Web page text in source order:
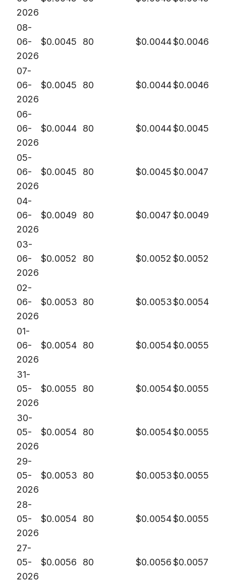
2026
08-
06-
2026
$0.0045 80 $0.0044$0.0046
07-
06-
2026
$0.0045 80 $0.0044$0.0046
06-
06-
2026
$0.0044 80 $0.0044$0.0045
05-
06-
2026
$0.0045 80 $0.0045$0.0047
04-
06-
2026
$0.0049 80 $0.0047 $0.0049
03-
06-
2026
$0.0052 80 $0.0052 $0.0052
02-
06-
2026
$0.0053 80 $0.0053$0.0054
01-
06-
2026
$0.0054 80 $0.0054$0.0055
31-
05-
2026
$0.0055 80 $0.0054$0.0055
30-
05-
2026
$0.0054 80 $0.0054$0.0055
29-
05-
2026
$0.0053 80 $0.0053$0.0055
28-
05-
2026
$0.0054 80 $0.0054$0.0055
27-
05-
2026
$0.0056 80 $0.0056$0.0057